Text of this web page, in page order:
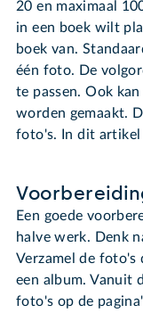
20 en maximaal
in een boek wilt
boek van.
één foto. De
te passen. Ook
worden gemaakt.
foto's. In dit artikel
Een goede
halve werk. Denk
Verzamel de
een album. Vanuit
foto's op de